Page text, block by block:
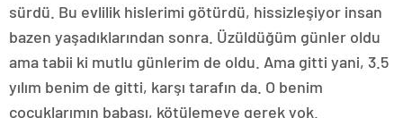
sürdü. Bu evlilik hislerimi götürdü, hissizleşiyor insan
bazen yaşadıklarından sonra. Üzüldüğüm günler oldu
ama tabii ki mutlu günlerim de oldu. Ama gitti yani, 3.5
yılım benim de gitti, karşı tarafın da. O benim
çocuklarımın babası, kötülemeye gerek yok.